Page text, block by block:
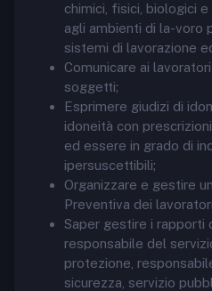
chimici, fisici, biologici
agli ambienti di la-voro
sistemi di lavorazione
Comunicare ai
soggetti;
Esprimere giudizi di
idoneità con
ed essere in grado di
ipersuscettibili;
Organizzare e gestire
Preventiva dei
Saper gestire i rapporti
responsabile del
protezione,
sicurezza, servizio